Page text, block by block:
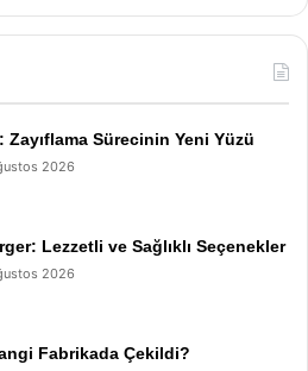
Zayıflama Sürecinin Yeni Yüzü
2026
Lezzetli ve Sağlıklı Seçenekler
2026
Fabrikada Çekildi?